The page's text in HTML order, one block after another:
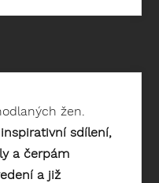
žen.
sdílení,
a čerpám
a již